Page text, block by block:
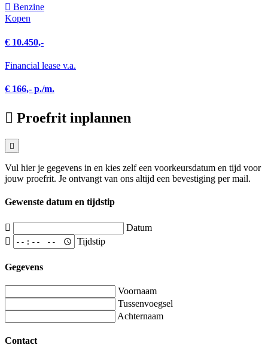
Benzine
Kopen
€ 10.450,-
Financial lease v.a.
€ 166,- p./m.
Proefrit inplannen
Vul hier je gegevens in en kies zelf een voorkeursdatum en tijd voor
jouw proefrit. Je ontvangt van ons altijd een bevestiging per mail.
Gewenste datum en tijdstip
Datum
Tijdstip
Gegevens
Voornaam
Tussenvoegsel
Achternaam
Contact